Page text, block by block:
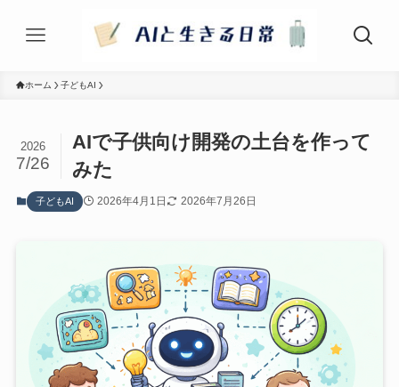
ホーム 子どもAI
AIで子供向け開発の土台を作って
みた
2026
7/26
子どもAI 2026年4月1日 2026年7月26日